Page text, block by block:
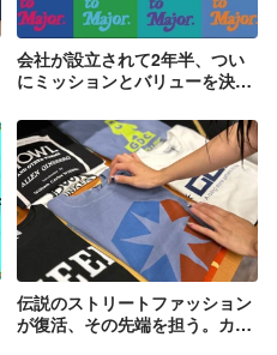
会社が設立されて2年半、つい
にミッションとバリューを決め
伝説のストリートファッション
が復活、その先端を担う。カル